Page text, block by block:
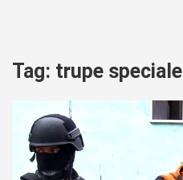
Tag: trupe speciale